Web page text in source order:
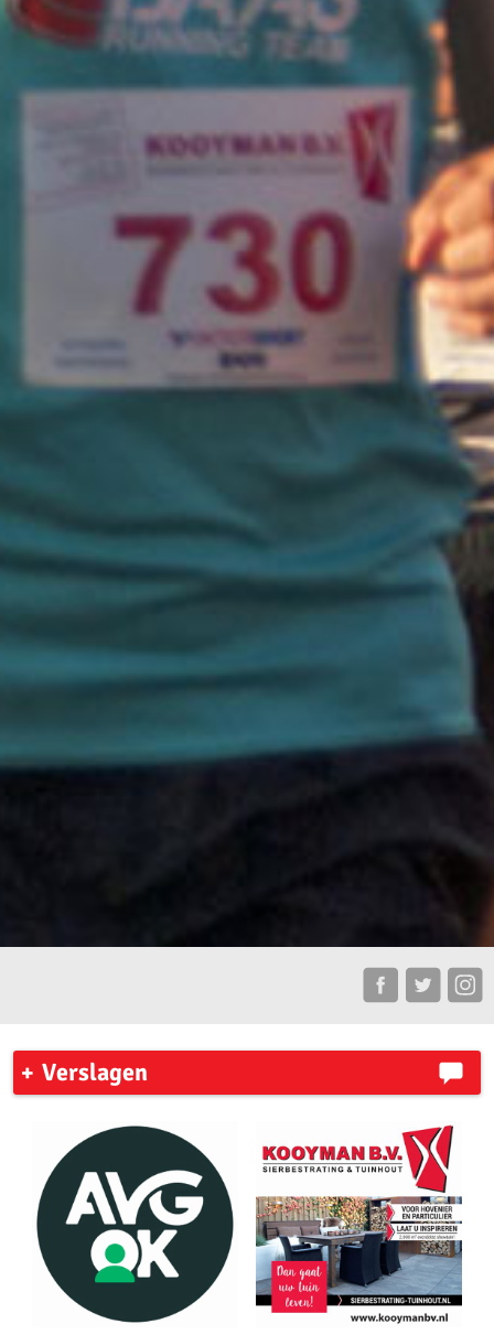
Verslagen
Ronde Venen Marathon 2023
New York City Marathon
Zilveren Turfloop 2023
My Road To Amsterdam